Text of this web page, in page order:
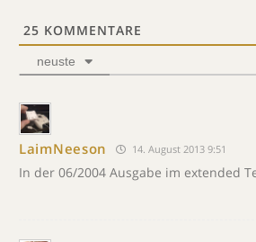
25 KOMMENTARE
neuste
LaimNeeson 14. August 2013 9:51
In der 06/2004 Ausgabe im extended